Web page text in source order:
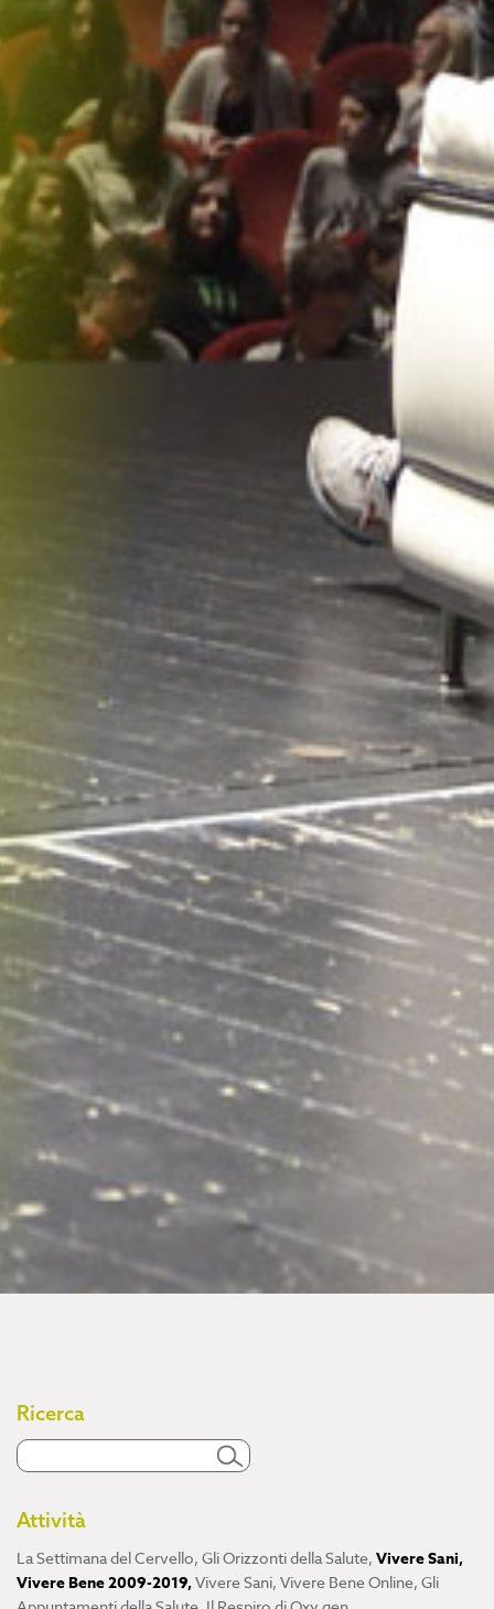
Ricerca
Attività
La Settimana del Cervello, Gli Orizzonti della Salute, Vivere Sani,
Vivere Bene 2009-2019,Vivere Sani, Vivere Bene Online, Gli